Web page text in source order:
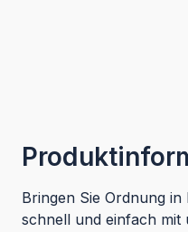
Bringen Sie Ordnung
schnell und einfach mit